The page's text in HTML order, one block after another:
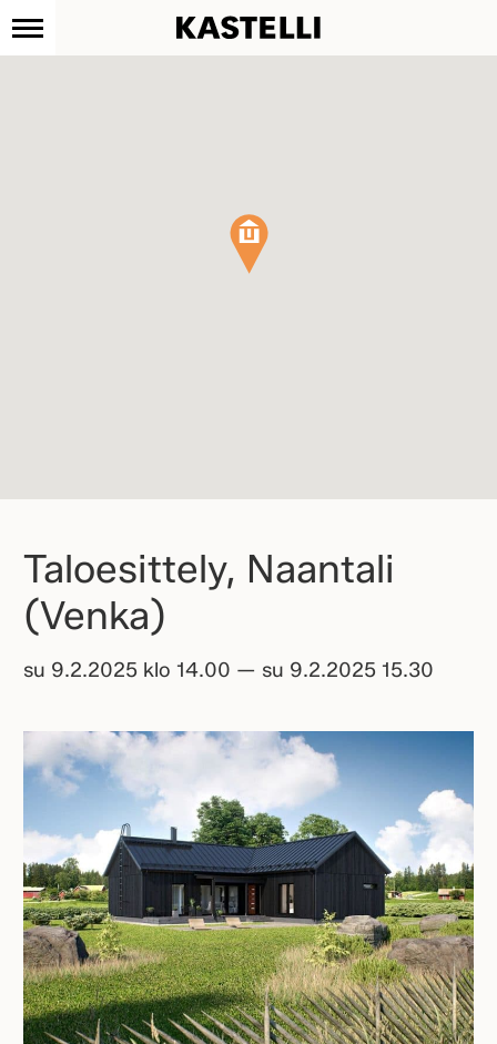
Kastelli
Taloesittely, Naantali
(Venka)
su 9.2.2025 klo 14.00 — su 9.2.2025 15.30